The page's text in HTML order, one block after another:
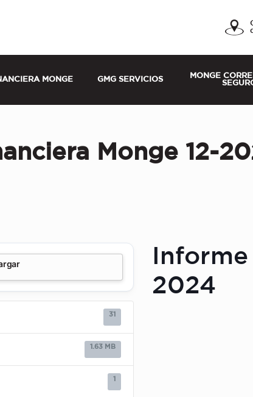
MONGE GMG SERVICIOS
MONGE
Monge 12-
31
1.63 MB
1
2024